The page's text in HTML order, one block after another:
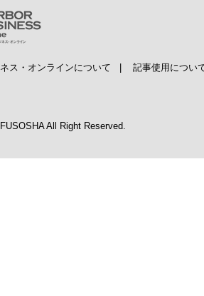
ス・オンラインについて | 記事使用につい
All Right Reserved.